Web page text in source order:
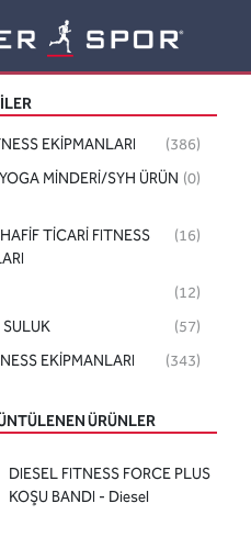
EKİPMANLARI
(386)
MİNDERİ/SYH ÜRÜN (0)
TİCARİ FITNESS
(16)
(12)
(57)
EKİPMANLARI
(343)
ÜRÜNLER
DIESEL FITNESS FORCE PLUS
KOŞU BANDI - Diesel